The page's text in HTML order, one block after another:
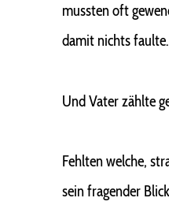
mussten oft
damit nichts faulte.
Und Vater zählte
Fehlten welche,
sein fragender